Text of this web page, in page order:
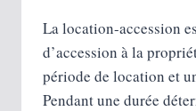
La location-accession
d’accession à la
période de location et
Pendant une durée